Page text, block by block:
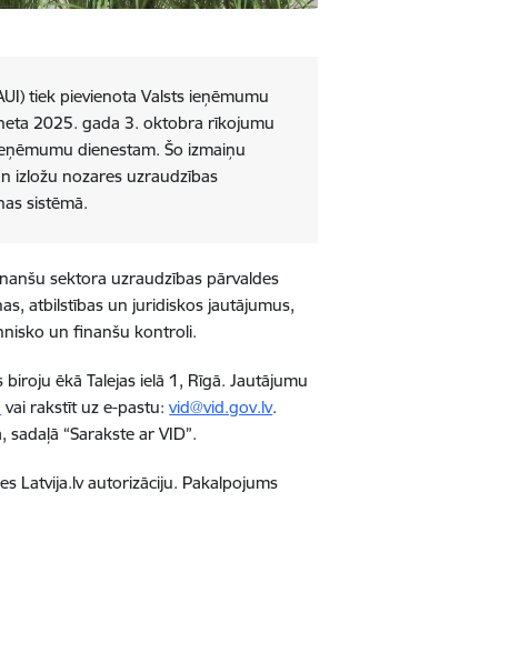
tiek pievienota Valsts ieņēmumu
2025. gada 3. oktobra rīkojumu
dienestam. Šo izmaiņu
izložu nozares uzraudzības
sistēmā.
sektora uzraudzības pārvaldes
atbilstības un juridiskos jautājumus,
un finanšu kontroli.
ēkā Talejas ielā 1, Rīgā. Jautājumu
vai rakstīt uz e-pastu:vid@vid.gov.lv.
“Sarakste ar VID”.
Latvija.lv autorizāciju. Pakalpojums